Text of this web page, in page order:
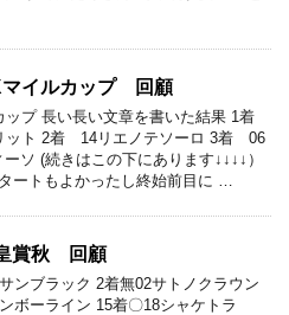
マイルカップ 回顧
ップ 長い長い文章を書いた結果 1着
ット 2着 14リエノテソーロ 3着 06
ソ (続きはこの下にあります↓↓↓↓）
ートもよかったし終始前目に …
賞秋 回顧
ンブラック 2着無02サトノクラウン
ボーライン 15着〇18シャケトラ